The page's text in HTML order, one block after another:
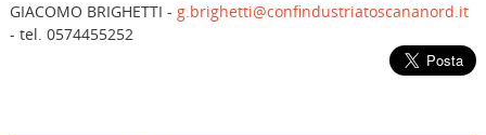
GIACOMO BRIGHETTI - g.brighetti@confindustriatoscananord.it
- tel. 0574455252